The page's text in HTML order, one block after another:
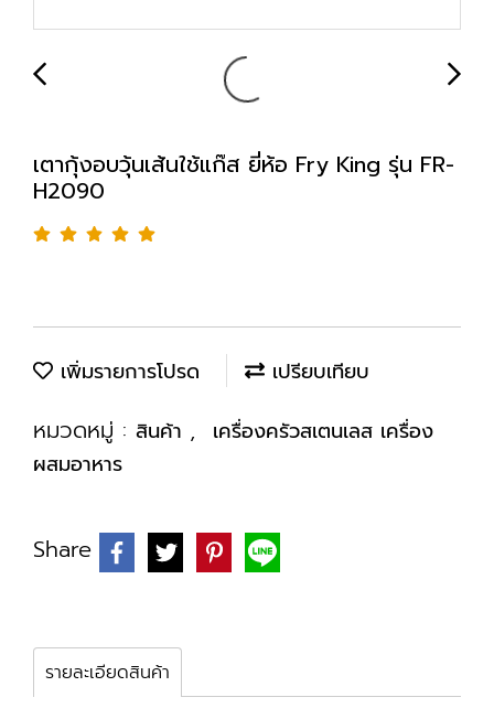
เตากุ้งอบวุ้นเส้นใช้แก๊ส ยี่ห้อ Fry King รุ่น FR-
H2090
เพิ่มรายการโปรด เปรียบเทียบ
หมวดหมู่ : สินค้า ,
เครื่องครัวสเตนเลส เครื่อง
ผสมอาหาร
Share
รายละเอียดสินค้า